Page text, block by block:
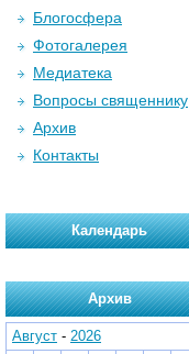
Блогосфера
Фотогалерея
Медиатека
Вопросы священнику
Архив
Контакты
Календарь
Архив
Август - 2026